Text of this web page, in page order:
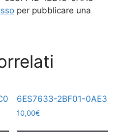
per pubblicare una
6ES7633-2BF01-0AE3
10,00€